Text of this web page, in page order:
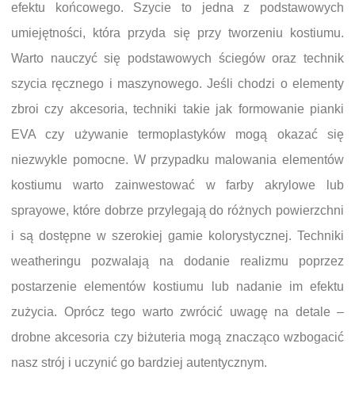
efektu końcowego. Szycie to jedna z podstawowych
umiejętności, która przyda się przy tworzeniu kostiumu.
Warto nauczyć się podstawowych ściegów oraz technik
szycia ręcznego i maszynowego. Jeśli chodzi o elementy
zbroi czy akcesoria, techniki takie jak formowanie pianki
EVA czy używanie termoplastyków mogą okazać się
niezwykle pomocne. W przypadku malowania elementów
kostiumu warto zainwestować w farby akrylowe lub
sprayowe, które dobrze przylegają do różnych powierzchni
i są dostępne w szerokiej gamie kolorystycznej. Techniki
weatheringu pozwalają na dodanie realizmu poprzez
postarzenie elementów kostiumu lub nadanie im efektu
zużycia. Oprócz tego warto zwrócić uwagę na detale –
drobne akcesoria czy biżuteria mogą znacząco wzbogacić
nasz strój i uczynić go bardziej autentycznym.